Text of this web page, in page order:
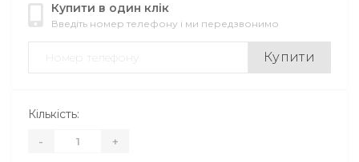
Купити в один клік
Введіть номер телефону і ми передзвонимо
Купити
Кількість:
- +